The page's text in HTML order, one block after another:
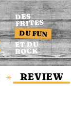
DES
FRITES
DU FUN
ET DU
ROCK
REVIEW ✳